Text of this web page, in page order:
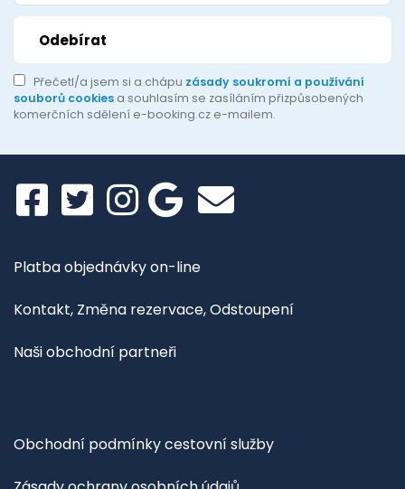
Přečetl/a jsem si a chápu zásady soukromí a používání
souborů cookies a souhlasím se zasíláním přizpůsobených
komerčních sdělení e-booking.cz e-mailem.
Platba objednávky on-line
Kontakt, Změna rezervace, Odstoupení
Naši obchodní partneři
Obchodní podmínky cestovní služby